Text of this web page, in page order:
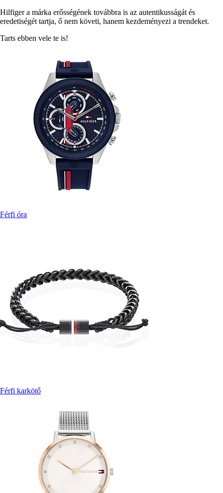
Hilfiger a márka erősségének továbbra is az autentikusságát és
eredetiségét tartja, ő nem követi, hanem kezdeményezi a trendeket.
Tarts ebben vele te is!
Férfi óra
Férfi karkötő